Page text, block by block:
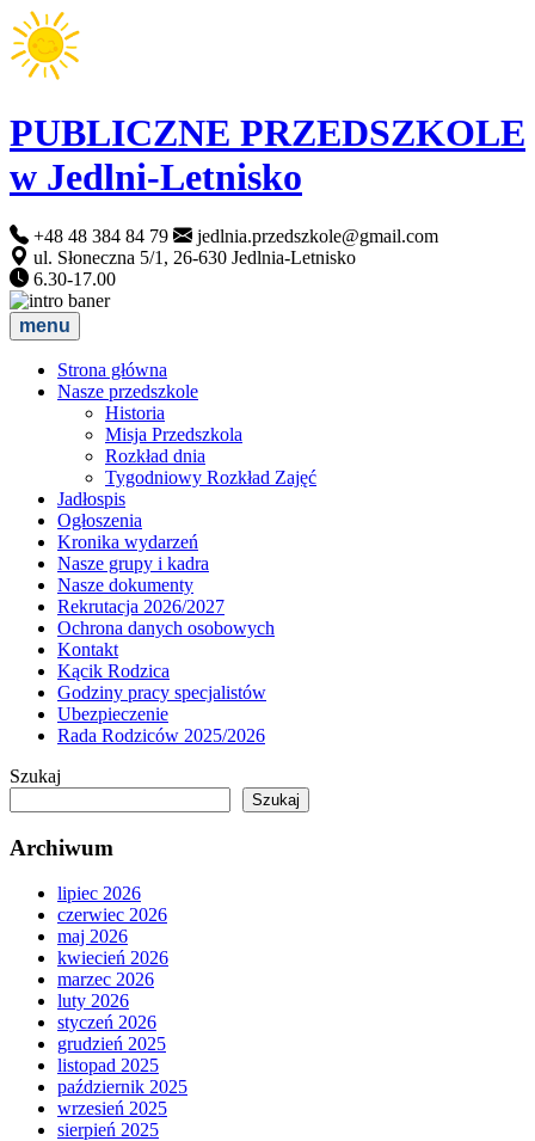
PUBLICZNE PRZEDSZKOLE
w Jedlni-Letnisko
+48 48 384 84 79
jedlnia.przedszkole@gmail.com
ul. Słoneczna 5/1, 26-630 Jedlnia-Letnisko
6.30-17.00
menu
Strona główna
Nasze przedszkole
Historia
Misja Przedszkola
Rozkład dnia
Tygodniowy Rozkład Zajęć
Jadłospis
Ogłoszenia
Kronika wydarzeń
Nasze grupy i kadra
Nasze dokumenty
Rekrutacja 2026/2027
Ochrona danych osobowych
Kontakt
Kącik Rodzica
Godziny pracy specjalistów
Ubezpieczenie
Rada Rodziców 2025/2026
Szukaj
Szukaj
Archiwum
lipiec 2026
czerwiec 2026
maj 2026
kwiecień 2026
marzec 2026
luty 2026
styczeń 2026
grudzień 2025
listopad 2025
październik 2025
wrzesień 2025
sierpień 2025